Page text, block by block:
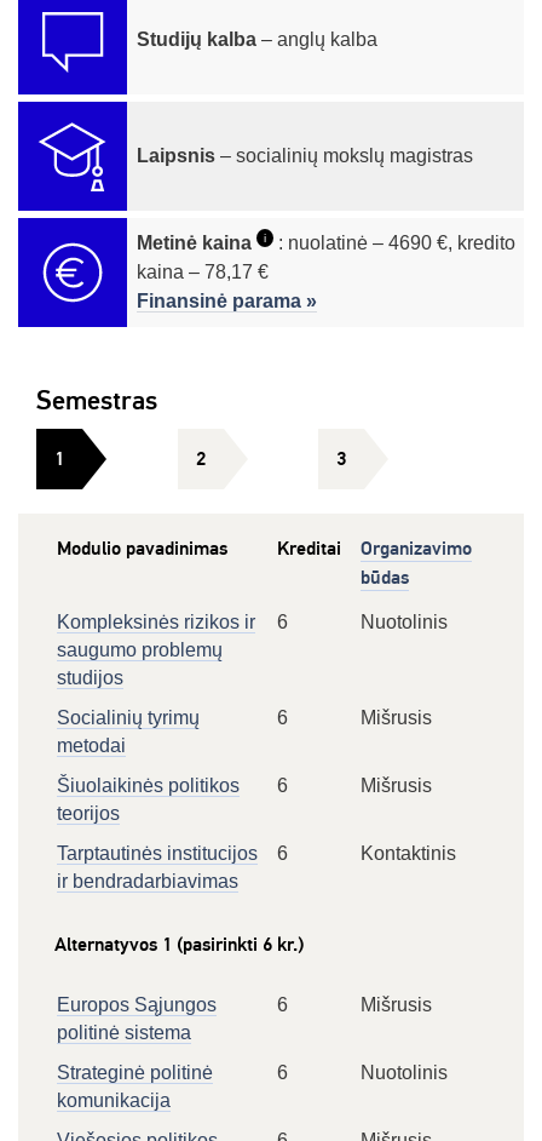
Studijų kalba – anglų kalba
Laipsnis – socialinių mokslų magistras
Metinė kaina i
: nuolatinė – 4690 €, kredito
kaina – 78,17 €
Finansinė parama »
Semestras
1 2 3
Modulio pavadinimas Kreditai
Organizavimo
būdas
Kompleksinės rizikos ir
saugumo problemų
studijos
6 Nuotolinis
Socialinių tyrimų
metodai
6 Mišrusis
Šiuolaikinės politikos
teorijos
6 Mišrusis
Tarptautinės institucijos
ir bendradarbiavimas
6 Kontaktinis
Alternatyvos 1 (pasirinkti 6 kr.)
Europos Sąjungos
politinė sistema
6 Mišrusis
Strateginė politinė
komunikacija
6 Nuotolinis